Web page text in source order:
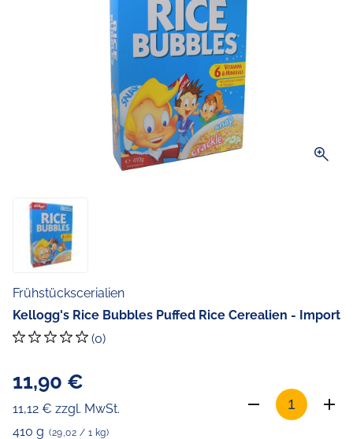
zoom_in
Frühstückscerialien
Kellogg's Rice Bubbles Puffed Rice Cerealien - Import
(0)
11,90 €
11,12 € zzgl. MwSt.
410 g (29,02 / 1 kg)